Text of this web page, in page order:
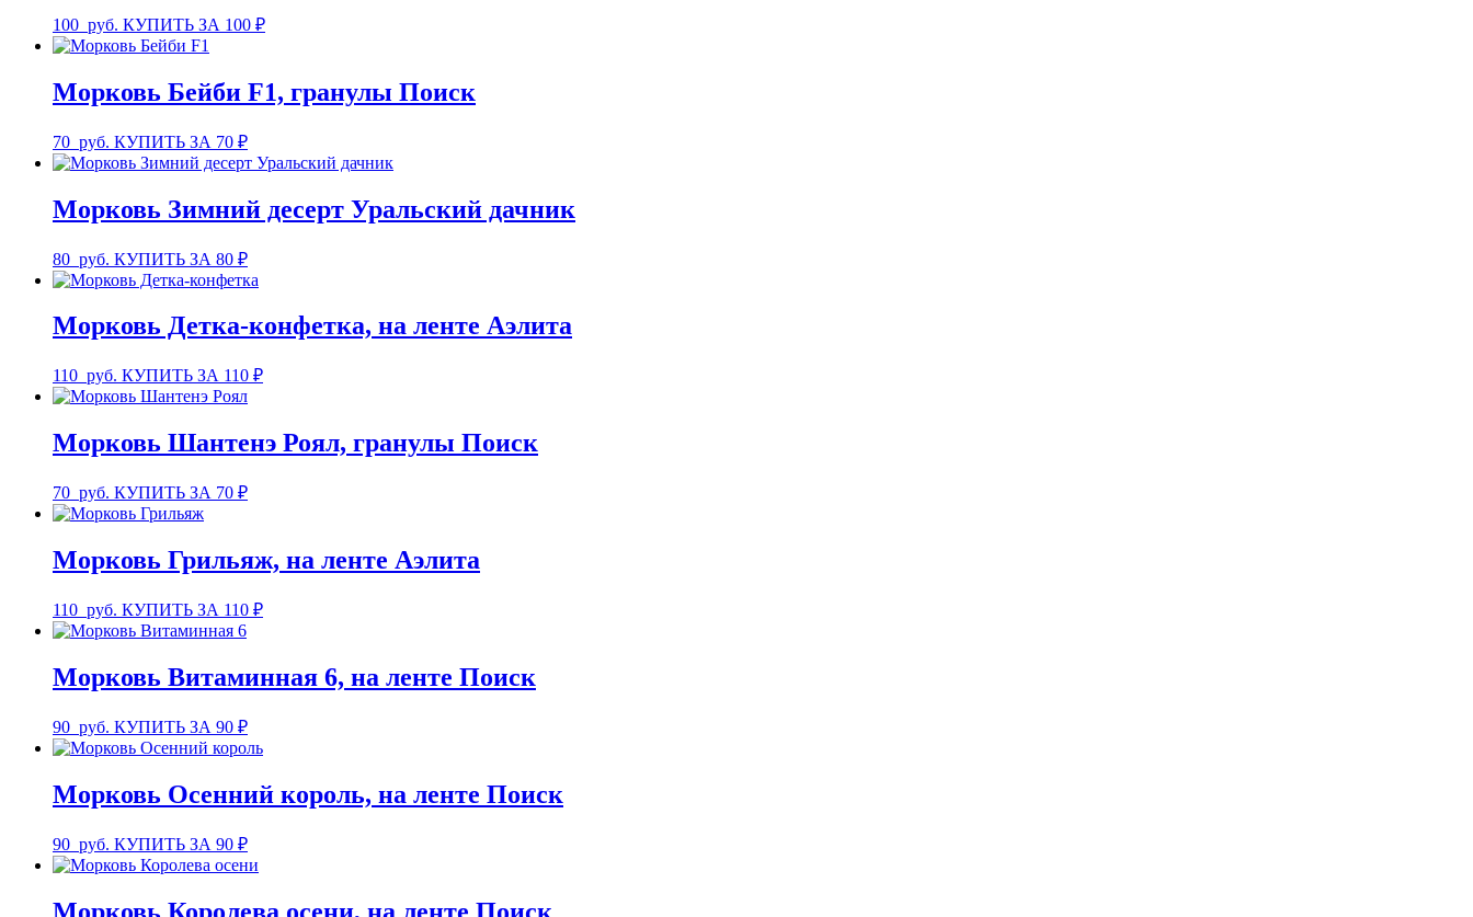
100 руб. КУПИТЬ ЗА 100 ₽
Морковь Бейби F1, гранулы Поиск
70 руб. КУПИТЬ ЗА 70 ₽
Морковь Зимний десерт Уральский дачник
80 руб. КУПИТЬ ЗА 80 ₽
Морковь Детка-конфетка, на ленте Аэлита
110 руб. КУПИТЬ ЗА 110 ₽
Морковь Шантенэ Роял, гранулы Поиск
70 руб. КУПИТЬ ЗА 70 ₽
Морковь Грильяж, на ленте Аэлита
110 руб. КУПИТЬ ЗА 110 ₽
Морковь Витаминная 6, на ленте Поиск
90 руб. КУПИТЬ ЗА 90 ₽
Морковь Осенний король, на ленте Поиск
90 руб. КУПИТЬ ЗА 90 ₽
Морковь Королева осени, на ленте Поиск